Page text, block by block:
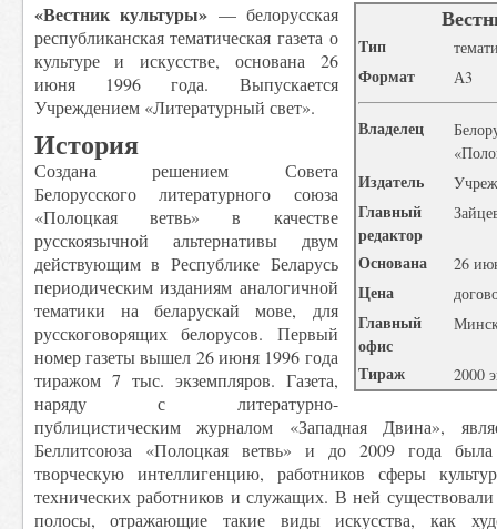
Tип
Формат А3
Владелец
Издатель
Главный
редактор
Основана 26
Цена
Главный
офис
Тираж 2000
«Вестник культуры»— белорусская
республиканская тематическая газета о
культуре и искусстве, основана 26
июня 1996 года. Выпускается
Учреждением «Литературный свет».
История
Создана решением Совета
Белорусского литературного союза
«Полоцкая ветвь» в качестве
русскоязычной альтернативы двум
действующим в Республике Беларусь
периодическим изданиям аналогичной
тематики на беларускай мове, для
русскоговорящих белорусов. Первый
номер газеты вышел 26 июня 1996 года
тиражом 7 тыс. экземпляров. Газета,
наряду с литературно-
публицистическим журналом «Западная Двина»,
Беллитсоюза «Полоцкая ветвь» и до 2009 года
творческую интеллигенцию, работников сферы
технических работников и служащих. В ней существовали
полосы, отражающие такие виды искусства, как